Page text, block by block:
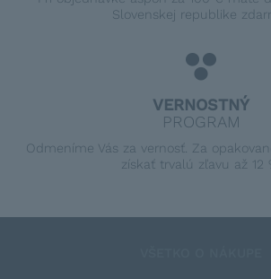
Slovenskej republike
VERNOSTNÝ
PROGRAM
Odmeníme Vás za vernosť. Za
získať trvalú zľavu až 12